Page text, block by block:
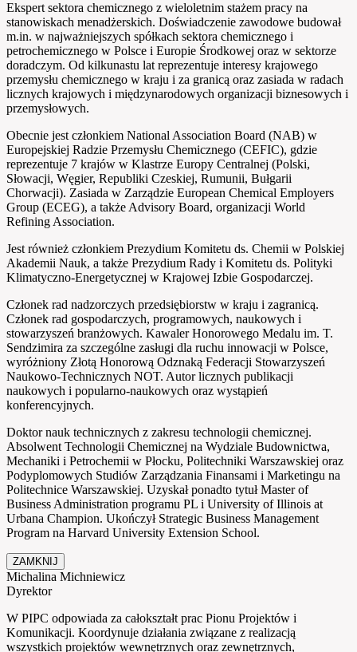
Ekspert sektora chemicznego z wieloletnim stażem pracy na
stanowiskach menadżerskich. Doświadczenie zawodowe budował
m.in. w najważniejszych spółkach sektora chemicznego i
petrochemicznego w Polsce i Europie Środkowej oraz w sektorze
doradczym. Od kilkunastu lat reprezentuje interesy krajowego
przemysłu chemicznego w kraju i za granicą oraz zasiada w radach
licznych krajowych i międzynarodowych organizacji biznesowych i
przemysłowych.
Obecnie jest członkiem National Association Board (NAB) w
Europejskiej Radzie Przemysłu Chemicznego (CEFIC), gdzie
reprezentuje 7 krajów w Klastrze Europy Centralnej (Polski,
Słowacji, Węgier, Republiki Czeskiej, Rumunii, Bułgarii
Chorwacji). Zasiada w Zarządzie European Chemical Employers
Group (ECEG), a także Advisory Board, organizacji World
Refining Association.
Jest również członkiem Prezydium Komitetu ds. Chemii w Polskiej
Akademii Nauk, a także Prezydium Rady i Komitetu ds. Polityki
Klimatyczno-Energetycznej w Krajowej Izbie Gospodarczej.
Członek rad nadzorczych przedsiębiorstw w kraju i zagranicą.
Członek rad gospodarczych, programowych, naukowych i
stowarzyszeń branżowych. Kawaler Honorowego Medalu im. T.
Sendzimira za szczególne zasługi dla ruchu innowacji w Polsce,
wyróżniony Złotą Honorową Odznaką Federacji Stowarzyszeń
Naukowo-Technicznych NOT. Autor licznych publikacji
naukowych i popularno-naukowych oraz wystąpień
konferencyjnych.
Doktor nauk technicznych z zakresu technologii chemicznej.
Absolwent Technologii Chemicznej na Wydziale Budownictwa,
Mechaniki i Petrochemii w Płocku, Politechniki Warszawskiej oraz
Podyplomowych Studiów Zarządzania Finansami i Marketingu na
Politechnice Warszawskiej. Uzyskał ponadto tytuł Master of
Business Administration programu PL i University of Illinois at
Urbana Champion. Ukończył Strategic Business Management
Program na Harvard University Extension School.
ZAMKNIJ
Michalina Michniewicz
Dyrektor
W PIPC odpowiada za całokształt prac Pionu Projektów i
Komunikacji. Koordynuje działania związane z realizacją
wszystkich projektów wewnętrznych oraz zewnętrznych,